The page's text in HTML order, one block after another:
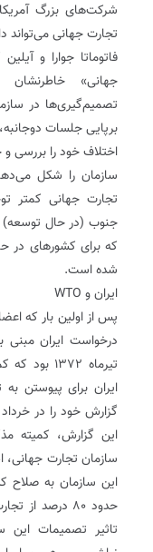
شرکت‌های بزرگ
تجارت جهانی می‌تواند
فاتوماتا جوارا و
جهانی»
تصمیم‌گیری‌ها در
برپایی جلسات
اختلاف خود را بررسی
سازمان را شکل
تجارت جهانی کمتر
جنوب (در حال توسعه)
که برای کشورهای در
شده است.
ایران و WTO
پس از اولین بار که
درخواست ایران مبنی
تیرماه
ایران برای پیوستن
این گزارش، کمیته
سازمان تجارت جهانی،
حدود ۸۰ درصد
تاثیر تصمیمات